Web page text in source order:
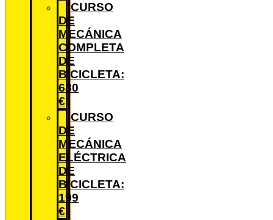
CURSO
DE
MECÁNICA
COMPLETA
DE
BICICLETA:
680
€
CURSO
DE
MECÁNICA
ELÉCTRICA
DE
BICICLETA:
199
€